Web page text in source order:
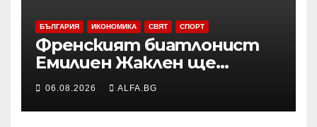
БЪЛГАРИЯ ИКОНОМИКА СВЯТ СПОРТ
Френският биатлонист
Емилиен Жаклен ще
дебютира в
професионалното
колоездене
06.08.2026 ALFA.BG